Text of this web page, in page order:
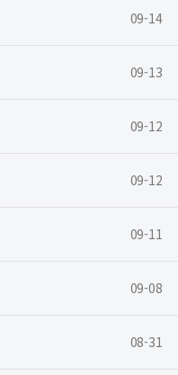
09-14
09-13
09-12
09-12
09-11
09-08
08-31